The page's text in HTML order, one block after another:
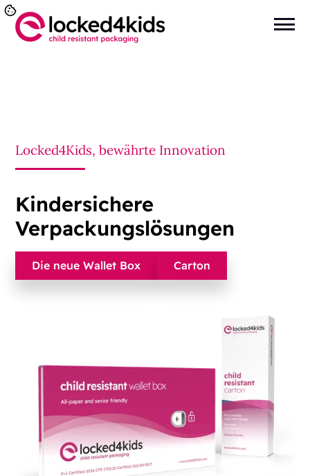
Locked4Kids, bewährte Innovation
Kindersichere
Verpackungslösungen
Die neue Wallet Box Carton